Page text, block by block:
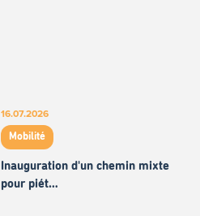
16.07.2026
Mobilité
Inauguration d'un chemin mixte
pour piét…